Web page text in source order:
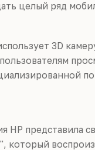
целый ряд
3D
HP
который